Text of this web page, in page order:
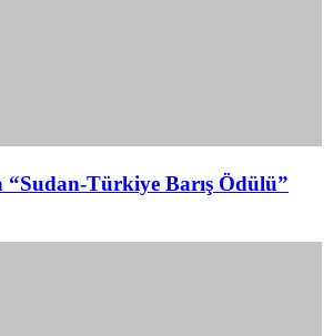
Türkiye Barış Ödülü”